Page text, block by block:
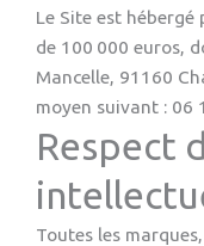
Le Site est hébergé
de 100 000 euros,
Mancelle, 91160
moyen suivant : 06
Respect
Toutes les